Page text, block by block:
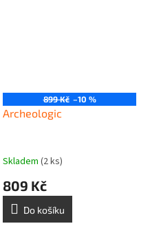
899 Kč –10 %
Archeologic
Skladem (2 ks)
809 Kč
Do košíku